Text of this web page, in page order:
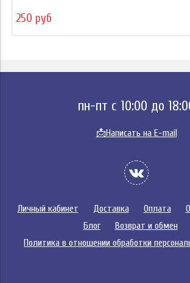
250 руб
пн-пт с 10:00 до
📩Написать на E-mail
Личный кабинет Доставка Оплата
Блог
Возврат и обмен
Политика в отношении обработки